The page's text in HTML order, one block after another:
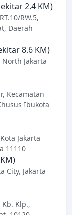
2.4 KM)
RW.5,
Daerah
8.6 KM)
North Jakarta
Kecamatan
Ibukota
Jakarta
11110
City, Jakarta
Kb. Klp.,